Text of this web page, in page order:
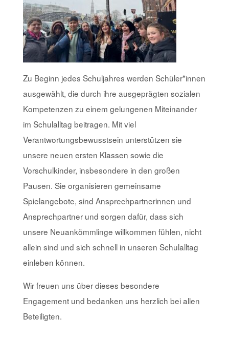
Zu Beginn jedes Schuljahres werden Schüler*innen
ausgewählt, die durch ihre ausgeprägten sozialen
Kompetenzen zu einem gelungenen Miteinander
im Schulalltag beitragen. Mit viel
Verantwortungsbewusstsein unterstützen sie
unsere neuen ersten Klassen sowie die
Vorschulkinder, insbesondere in den großen
Pausen. Sie organisieren gemeinsame
Spielangebote, sind Ansprechpartnerinnen und
Ansprechpartner und sorgen dafür, dass sich
unsere Neuankömmlinge willkommen fühlen, nicht
allein sind und sich schnell in unseren Schulalltag
einleben können.
Wir freuen uns über dieses besondere
Engagement und bedanken uns herzlich bei allen
Beteiligten.